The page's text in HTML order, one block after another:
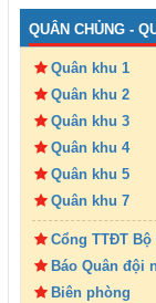
QUÂN CHỦNG -
Quân khu 1
Quân khu 2
Quân khu 3
Quân khu 4
Quân khu 5
Quân khu 7
Cổng TTĐT
Báo Quân đội
Biên phòng